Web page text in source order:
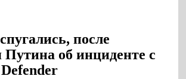
после
Путина об инциденте с